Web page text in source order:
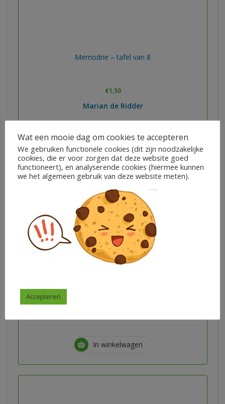
Memodrie – tafel van 8
€1,50
Marian de Ridder
In winkelwagen
Memodrie – tafel van 4
In winkelwagen
Wat een mooie dag om cookies te accepteren
We gebruiken functionele cookies (dit zijn noodzakelijke
cookies, die er voor zorgen dat deze website goed
functioneert), en analyserende cookies (hiermee kunnen
we het algemeen gebruik van deze website meten).
Accepteren